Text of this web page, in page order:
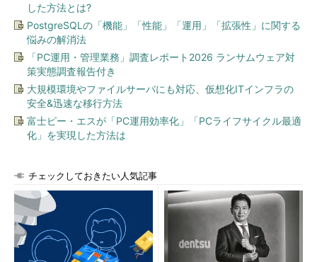
した方法とは?
PostgreSQLの「機能」「性能」「運用」「拡張性」に関する
悩みの解消法
「PC運用・管理業務」調査レポート2026 ランサムウェア対
策実態調査報告付き
大規模環境やファイルサーバにも対応、仮想化ITインフラの
安全&迅速な移行方法
富士ピー・エスが「PC運用効率化」「PCライフサイクル最適
化」を実現した方法は
チェックしておきたい人気記事